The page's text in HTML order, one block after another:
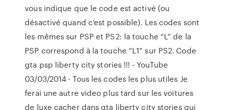
vous indique que le code est activé (ou
désactivé quand c’est possible). Les codes sont
les mêmes sur PSP et PS2: la touche “L” de la
PSP correspond à la touche “L1” sur PS2. Code
gta psp liberty city stories !!! - YouTube
03/03/2014 · Tous les codes les plus utiles Je
ferai une autre video plus tard sur les voitures
de luxe cacher dans gta liberty city stories qui